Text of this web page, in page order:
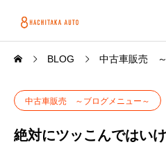
BLOG 中古車販売 ～
中古車販売 ～ブログメニュー～
絶対にツッこんではい